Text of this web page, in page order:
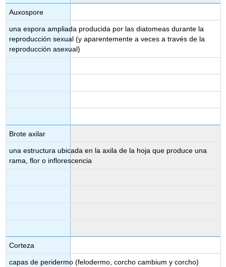
Auxospore
una espora ampliada producida por las diatomeas durante la
reproducción sexual (y aparentemente a veces a través de la
reproducción asexual)
Brote axilar
una estructura ubicada en la axila de la hoja que produce una
rama, flor o inflorescencia
Corteza
capas de peridermo (felodermo, corcho cambium y corcho)